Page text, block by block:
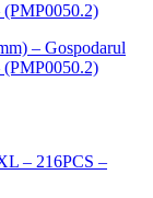
– Gospodarul
(PMP0050.2)